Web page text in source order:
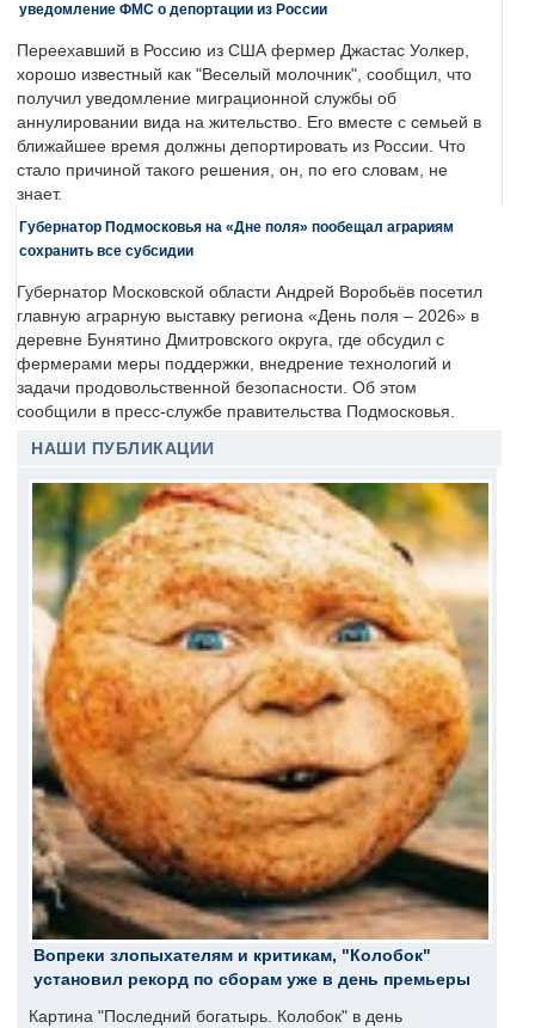
уведомление ФМС о депортации из России
Переехавший в Россию из США фермер Джастас Уолкер,
хорошо известный как "Веселый молочник", сообщил, что
получил уведомление миграционной службы об
аннулировании вида на жительство. Его вместе с семьей в
ближайшее время должны депортировать из России. Что
стало причиной такого решения, он, по его словам, не
знает.
Губернатор Подмосковья на «Дне поля» пообещал аграриям
сохранить все субсидии
Губернатор Московской области Андрей Воробьёв посетил
главную аграрную выставку региона «День поля – 2026» в
деревне Бунятино Дмитровского округа, где обсудил с
фермерами меры поддержки, внедрение технологий и
задачи продовольственной безопасности. Об этом
сообщили в пресс-службе правительства Подмосковья.
НАШИ ПУБЛИКАЦИИ
Вопреки злопыхателям и критикам, "Колобок"
установил рекорд по сборам уже в день премьеры
Картина "Последний богатырь. Колобок" в день